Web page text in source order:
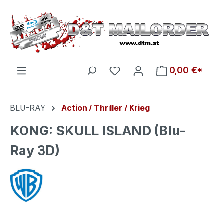
Zum Hauptinhalt springen
Du hast 0 Produkte auf
0,00 €*
BLU-RAY Action / Thriller / Krieg
KONG: SKULL ISLAND (Blu-
Ray 3D)